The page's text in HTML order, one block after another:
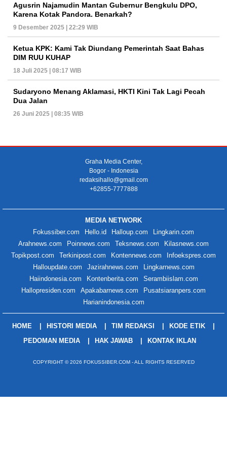
Agusrin Najamudin Mantan Gubernur Bengkulu DPO,
Karena Kotak Pandora. Benarkah?
9 Desember 2025 | 22:29 WIB
Ketua KPK: Kami Tak Diundang Pemerintah Saat Bahas
DIM RUU KUHAP
18 Juli 2025 | 08:17 WIB
Sudaryono Menang Aklamasi, HKTI Kini Tak Lagi Pecah
Dua Jalan
26 Juni 2025 | 08:35 WIB
Graha Media Center,
Bogor - Indonesia
redaksihallo@gmail.com
+62855-7777888
MEDIA NETWORK
Fokussiber.com
Hello.id Halloup.com
Lingkarin.com
Arahnews.com
Poinnews.com Teksnews.com
Kilasnews.com
Topikpost.com
Terkinipost.com Kontennews.com
Infoekspres.com
Halloupdate.com
Jazirahnews.com
Lingkarnews.com
Haiindonesia.com
Kontenberita.com
Serambiislam.com
Hallopresiden.com
Apakabarnews.com
Pusatsiaranpers.com
Harianindonesia.com
HOME HISTORI MEDIA TIM REDAKSI
KODE ETIK
PEDOMAN MEDIA
HAK JAWAB KONTAK IKLAN
COPYRIGHT © 2026 FOKUSSIBER.COM - ALL RIGHTS RESERVED